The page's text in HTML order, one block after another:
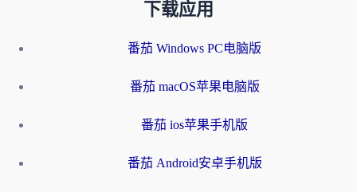
下载应用
番茄 Windows PC电脑版
番茄 macOS苹果电脑版
番茄 ios苹果手机版
番茄 Android安卓手机版